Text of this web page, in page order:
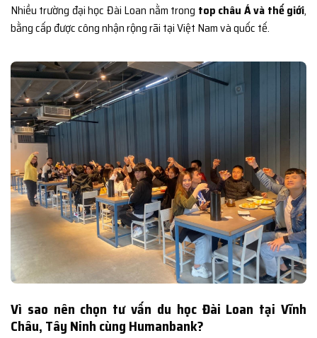
Nhiều trường đại học Đài Loan nằm trong top châu Á và thế giới,
bằng cấp được công nhận rộng rãi tại Việt Nam và quốc tế.
Vì sao nên chọn tư vấn du học Đài Loan tại Vĩnh
Châu, Tây Ninh cùng Humanbank?